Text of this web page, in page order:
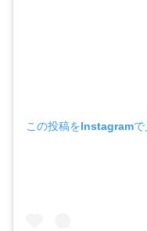
この投稿をInstagramで